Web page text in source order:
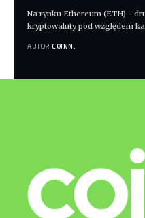
Na rynku Ethereum (ETH) -
kryptowaluty pod względem
AUTOR COINN.